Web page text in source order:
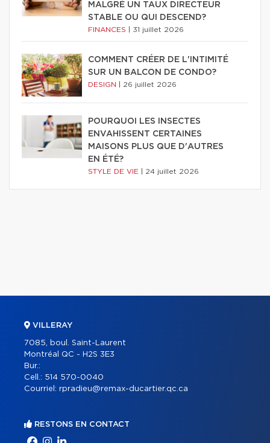
MALGRÉ UN TAUX DIRECTEUR
STABLE OU QUI DESCEND?
FINANCES 31 juillet 2026
COMMENT CRÉER DE L'INTIMITÉ
SUR UN BALCON DE CONDO?
DESIGN 26 juillet 2026
POURQUOI LES INSECTES
ENVAHISSENT CERTAINES
MAISONS PLUS QUE D'AUTRES
EN ÉTÉ?
STYLE DE VIE 24 juillet 2026
VILLERAY
7085, boul. Saint-Laurent
Montréal QC - H2S 3E3
Bur.:
Cell.: 514 570-0040
Courriel: rpradieu@remax-ducartier.qc.ca
RESTONS EN CONTACT